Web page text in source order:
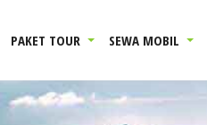
PAKET TOUR SEWA MOBIL